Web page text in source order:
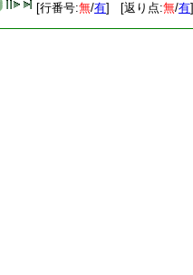
[行番号:無/有] [返り点:無/有]